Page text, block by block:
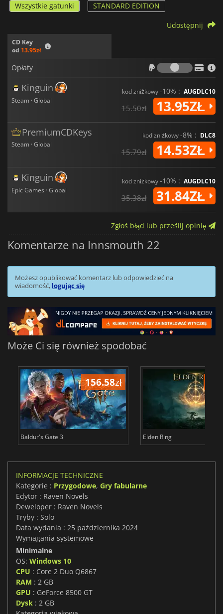
Wszystkie gatunki STANDARD EDITION
CD Key
od 13.95zł
Udostępnij
Opłaty
Opłaty
Kinguin
Steam · Global
kod zniżkowy-10% : AUGDLC10
15.50zł 13.95ZŁ
PremiumCDKeys
Steam · Global
kod zniżkowy-8% : DLC8
15.79zł 14.53ZŁ
Kinguin
Epic Games · Global
kod zniżkowy-10% : AUGDLC10
35.38zł 31.84ZŁ
Zgłoś błąd lub prześlij opinię
Komentarze na Innsmouth 22
Możesz opublikować komentarz lub odpowiedzieć na
wiadomość, logując się
Może Ci się również spodobać
156.58zł
Baldur's Gate 3 Elden Ring
INFORMACJE TECHNICZNE
Kategorie : Przygodowe, Gry fabularne
Edytor : Raven Novels
Deweloper : Raven Novels
Tryby : Solo
Data wydania : 25 października 2024
Wymagania systemowe
Minimalne
OS: Windows 10
CPU : Core 2 Duo Q6867
RAM : 2 GB
GPU : GeForce 8500 GT
Dysk : 2 GB